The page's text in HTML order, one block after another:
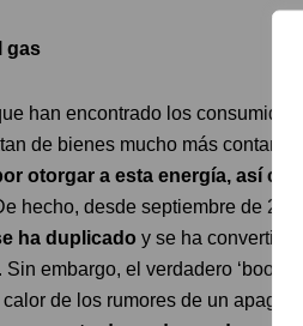
gas
han encontrado los
de bienes mucho más
otorgar a esta energía, así
hecho, desde septiembre de
ha duplicado y se ha convertido
embargo, el verdadero
de los rumores de un